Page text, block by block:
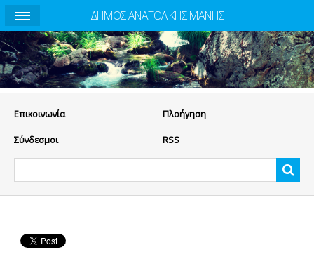
Eπικοινωνία Πλοήγηση
Σύνδεσμοι RSS
ΔΗΜΟΣ ΑΝΑΤΟΛΙΚΗΣ ΜΑΝΗΣ